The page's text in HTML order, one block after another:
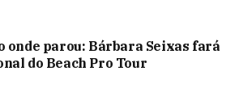
onde parou: Bárbara Seixas fará
do Beach Pro Tour